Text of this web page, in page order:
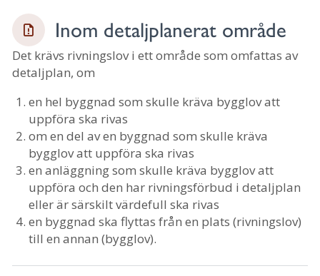
Inom detaljplanerat område
Det krävs rivningslov i ett område som omfattas av
detaljplan, om
en hel byggnad som skulle kräva bygglov att
uppföra ska rivas
om en del av en byggnad som skulle kräva
bygglov att uppföra ska rivas
en anläggning som skulle kräva bygglov att
uppföra och den har rivningsförbud i detaljplan
eller är särskilt värdefull ska rivas
en byggnad ska flyttas från en plats (rivningslov)
till en annan (bygglov).